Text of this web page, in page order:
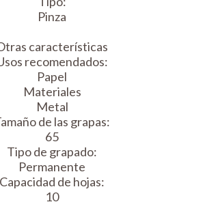
Pinza
características
recomendados:
Papel
Materiales
Metal
de las grapas:
65
Tipo de grapado:
Permanente
Capacidad de hojas:
10